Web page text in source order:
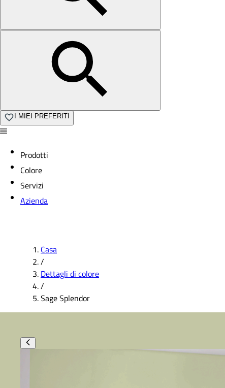
I MIEI PREFERITI
Prodotti
Colore
Servizi
Azienda
Casa
/
Dettagli di colore
/
Sage Splendor